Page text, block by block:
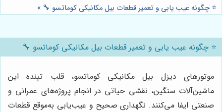
⭐️ چگونه عیب یابی و تعمیر قطعات بیل مکانیکی کوماتسو 🔧 »
⭐️ چگونه عیب یابی و تعمیر قطعات بیل مکانیکی کوماتسو 🔧
موتورهای دیزل بیل مکانیکی کوماتسو، قلب تپنده این
ماشین‌آلات سنگین، نقشی حیاتی در انجام پروژه‌های عمرانی و
صنعتی ایفا می‌کنند. نگهداری صحیح و عیب‌یابی به‌موقع قطعات